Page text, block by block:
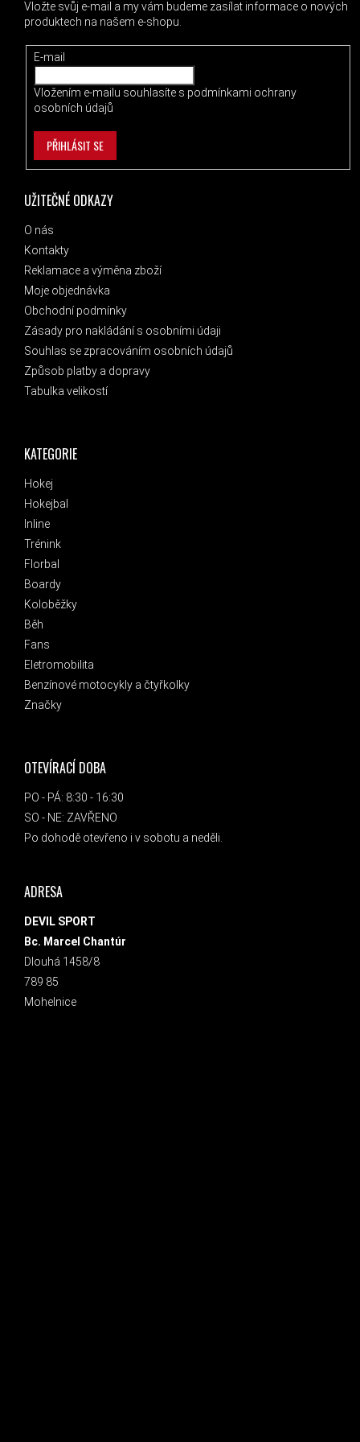
KATEGORIE
Hokej
Hokejbal
Inline
Trénink
Florbal
Boardy
Koloběžky
Běh
Fans
Eletromobilita
Benzínové motocykly a čtyřkolky
Značky
UŽITEČNÉ ODKAZY
O nás
Kontakty
Reklamace a výměna zboží
Moje objednávka
Obchodní podmínky
Zásady pro nakládání s osobními údaji
Souhlas se zpracováním osobních údajů
Způsob platby a dopravy
Tabulka velikostí
OTEVÍRACÍ DOBA
PO - PÁ: 8:30 - 16:30
SO - NE: ZAVŘENO
Po dohodě otevřeno i v sobotu a neděli.
ADRESA
DEVIL SPORT
Bc. Marcel Chantúr
Dlouhá 1458/8
789 85
Mohelnice
Vložte svůj e-mail a my vám budeme zasílat informace o nových
produktech na našem e-shopu.
E-mail
Vložením e-mailu souhlasíte s podmínkami ochrany
osobních údajů
PŘIHLÁSIT SE